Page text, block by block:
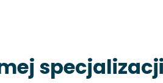
specjalizacji